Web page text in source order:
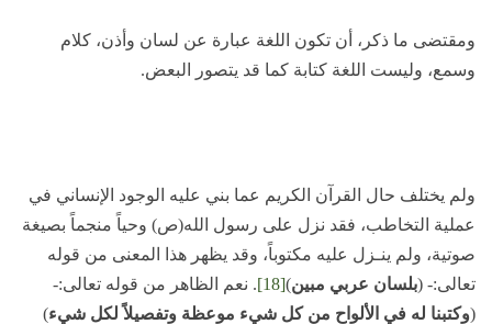
ومقتضى ما ذكر، أن تكون اللغة عبارة عن لسان وأذن، كلام
وسمع، وليست اللغة كتابة كما قد يتصور البعض.
ولم يختلف حال القرآن الكريم عما بني عليه الوجود الإنساني في
عملية التخاطب، فقد نزل على رسول الله(ص) وحياً منجماً بصيغة
صوتية، ولم ينـزل عليه مكتوباً، وقد يظهر هذا المعنى من قوله
تعالى:- (بلسان عربي مبين)
[18]
. نعم الظاهر من قوله تعالى:-
(وكتبنا له في الألواح من كل شيء موعظة وتفصيلاً لكل شيء)